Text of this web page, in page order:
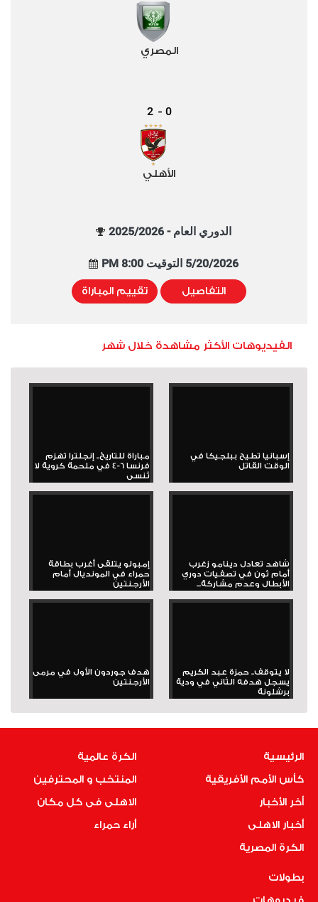
المصري
0
-
2
الأهلي
الدوري العام - 2025/2026
5/20/2026 التوقيت 8:00 PM
التفاصيل تقييم المباراة
الفيديوهات الأكثر مشاهدة خلال شهر
إسبانيا تطيح ببلجيكا في
الوقت القاتل
مباراة للتاريخ.. إنجلترا تهزم
فرنسا 6-4 في ملحمة كروية لا
تُنسى
شاهد تعادل دينامو زغرب
أمام ثون في تصفيات دوري
الأبطال وعدم مشاركة...
إمبولو يتلقى أغرب بطاقة
حمراء في المونديال أمام
الأرجنتين
لا يتوقف.. حمزة عبد الكريم
يسجل هدفه الثاني في ودية
برشلونة
هدف جوردون الأول في مرمى
الأرجنتين
الرئيسية
كأس الأمم الأفريقية
أخر الأخبار
أخبار الاهلى
الكرة المصرية
الكرة عالمية
المنتخب و المحترفين
الاهلى فى كل مكان
أراء حمراء
بطولات